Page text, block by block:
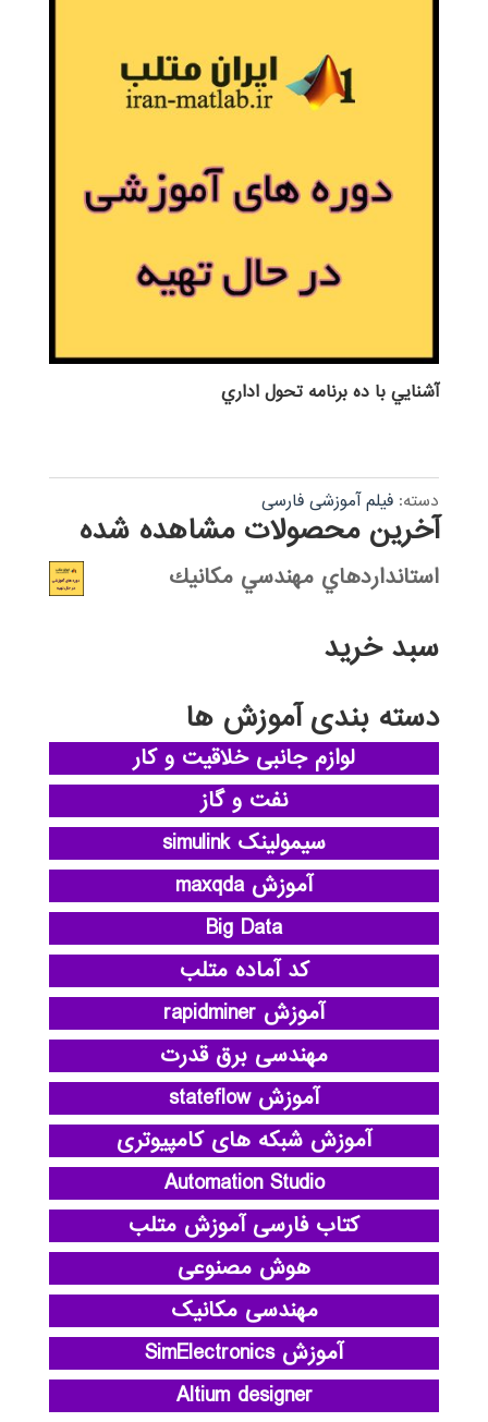
آشنايي با ده برنامه تحول اداري
دسته: فیلم آموزشی فارسی
آخرین محصولات مشاهده شده
استانداردهاي مهندسي مكانيك
سبد خرید
دسته بندی آموزش ها
لوازم جانبی خلاقیت و کار
نفت و گاز
سیمولینک simulink
آموزش maxqda
Big Data
کد آماده متلب
آموزش rapidminer
مهندسی برق قدرت
آموزش stateflow
آموزش شبکه های کامپیوتری
Automation Studio
کتاب فارسی آموزش متلب
هوش مصنوعی
مهندسی مکانیک
آموزش SimElectronics
Altium designer